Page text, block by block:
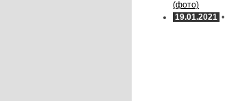
(фото)
19.01.2021 •